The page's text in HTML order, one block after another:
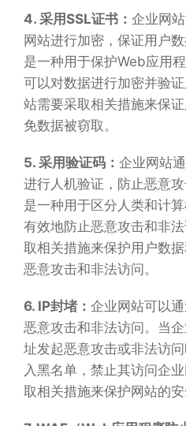
4. 采用SSL证书： 企业网
网站进行加密，保证用户
是一种用于保护Web应用
可以对数据进行加密并验
站需要采取相关措施来保
免数据被窃取。
5. 采用验证码： 企业网站
进行人机验证，防止恶意
是一种用于区分人类和计
有效地防止恶意攻击和非
取相关措施来保护用户数
恶意攻击和非法访问。
6. IP封堵： 企业网站可以
恶意攻击和非法访问。当
址发起恶意攻击或非法访
入黑名单，禁止其访问企
取相关措施来保护网站的安